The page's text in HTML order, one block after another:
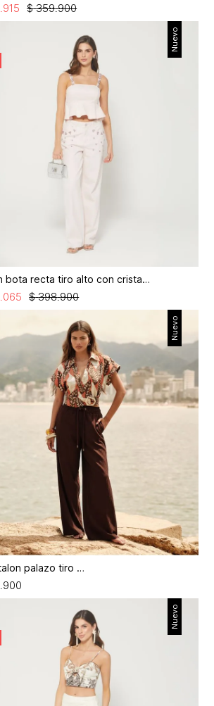
$ 359.900
.915
Nuevo
Jean bota recta tiro alto con cristales
$ 398.900
.065
Nuevo
Pantalon palazo tiro alto
900
Nuevo